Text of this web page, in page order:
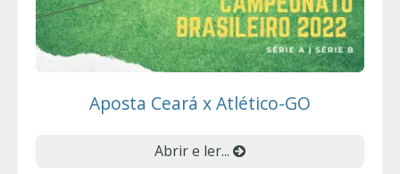
Aposta Ceará x Atlético-GO
Abrir e ler...